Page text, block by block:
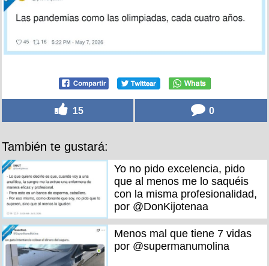
15 0
También te gustará:
Yo no pido excelencia, pido
que al menos me lo saquéis
con la misma profesionalidad,
por @DonKijotenaa
Menos mal que tiene 7 vidas
por @supermanumolina